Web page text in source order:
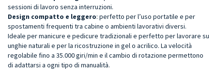
sessioni di lavoro senza interruzioni.
Design compatto e leggero: perfetto per l’uso portatile e per
spostamenti frequenti tra cabine o ambienti lavorativi diversi.
Ideale per manicure e pedicure tradizionali e perfetto per lavorare su
unghie naturali e per la ricostruzione in gel o acrilico. La velocità
regolabile fino a 35.000 giri/min e il cambio di rotazione permettono
di adattarsi a ogni tipo di manualità.